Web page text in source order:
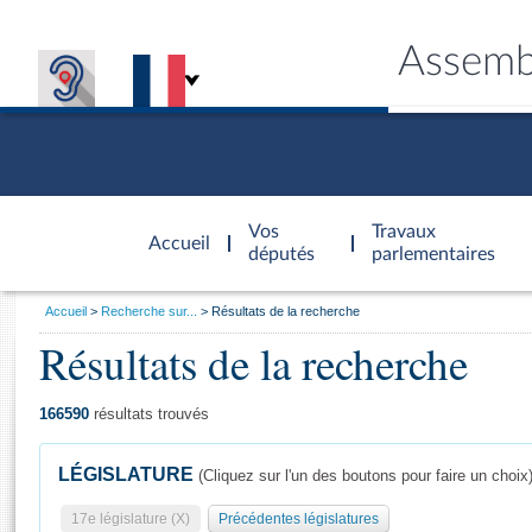
Accueil
d'accueil
Vos
députés
Travaux
parlementaires
Général
Vous
Accueil Recherche sur... Résultats de la recherche
Résultats de la recherche
166590 résultats trouvés
LÉGISLATURE (Cliquez sur l'un des boutons pour faire un choix)
17e législature (X) Précédentes législatures